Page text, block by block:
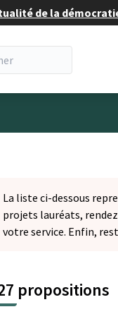
de la
La liste ci-dessous
projets lauréats,
votre service. Enfin,
propositions